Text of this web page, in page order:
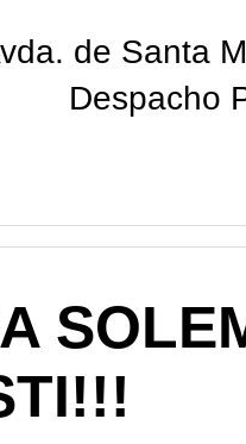
de Santa
Despacho